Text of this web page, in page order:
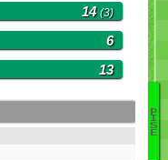
14 (3)
6
13
P
I
S
E